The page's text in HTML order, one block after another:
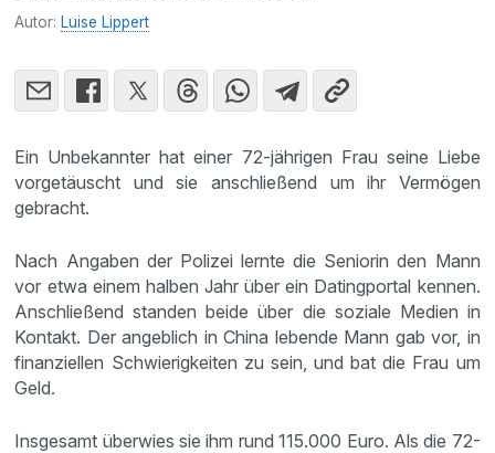
Autor: Luise Lippert
Ein Unbekannter hat einer 72-jährigen Frau seine Liebe
vorgetäuscht und sie anschließend um ihr Vermögen
gebracht.
Nach Angaben der Polizei lernte die Seniorin den Mann
vor etwa einem halben Jahr über ein Datingportal kennen.
Anschließend standen beide über die soziale Medien in
Kontakt. Der angeblich in China lebende Mann gab vor, in
finanziellen Schwierigkeiten zu sein, und bat die Frau um
Geld.
Insgesamt überwies sie ihm rund 115.000 Euro. Als die 72-